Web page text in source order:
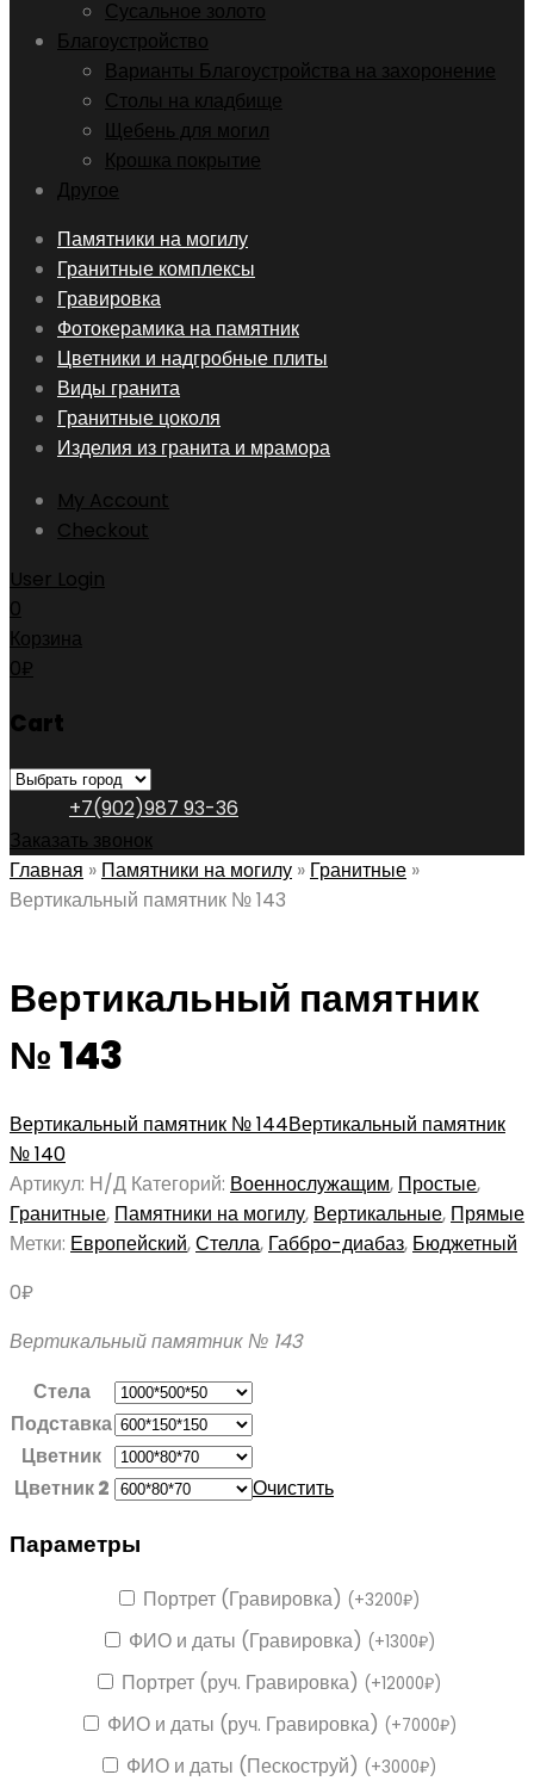
Сусальное золото
Благоустройство
Варианты Благоустройства на захоронение
Столы на кладбище
Щебень для могил
Крошка покрытие
Другое
Skip
content
Памятники на могилу
Гранитные комплексы
Гравировка
Фотокерамика на памятник
Цветники и надгробные плиты
Виды гранита
Гранитные цоколя
Изделия из гранита и мрамора
My Account
Checkout
User Login
0
Корзина
0₽
Cart
+7(902)987 93-36
Заказать звонок
Главная » Памятники на могилу » Гранитные »
Вертикальный памятник № 143
Вертикальный памятник
№ 143
Вертикальный памятник № 144Вертикальный памятник
№ 140
Артикул: Н/Д Категорий: Военнослужащим, Простые,
Гранитные, Памятники на могилу, Вертикальные, Прямые
Метки: Европейский,Стелла, Габбро-диабаз, Бюджетный
0₽
Вертикальный памятник № 143
Стела
Подставка
Цветник
Цветник 2
Очистить
Параметры
Портрет (Гравировка) (+3200₽)
ФИО и даты (Гравировка) (+1300₽)
Портрет (руч. Гравировка) (+12000₽)
ФИО и даты (руч. Гравировка) (+7000₽)
ФИО и даты (Пескоструй) (+3000₽)